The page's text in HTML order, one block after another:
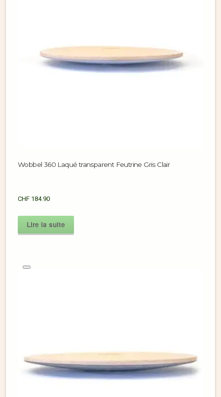
Wobbel 360 Laqué transparent Feutrine Gris Clair
CHF 184.90
Lire la suite